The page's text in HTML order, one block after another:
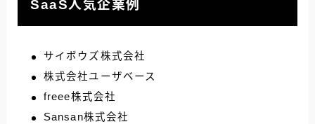
SaaS人気企業例
サイボウズ株式会社
株式会社ユーザベース
freee株式会社
Sansan株式会社